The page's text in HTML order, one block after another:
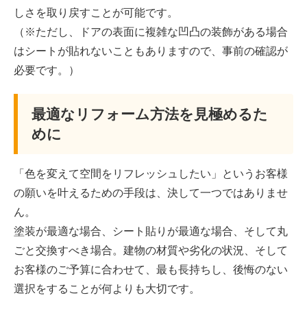
しさを取り戻すことが可能です。
（※ただし、ドアの表面に複雑な凹凸の装飾がある場合
はシートが貼れないこともありますので、事前の確認が
必要です。）
最適なリフォーム方法を見極めるた
めに
「色を変えて空間をリフレッシュしたい」というお客様
の願いを叶えるための手段は、決して一つではありませ
ん。
塗装が最適な場合、シート貼りが最適な場合、そして丸
ごと交換すべき場合。建物の材質や劣化の状況、そして
お客様のご予算に合わせて、最も長持ちし、後悔のない
選択をすることが何よりも大切です。